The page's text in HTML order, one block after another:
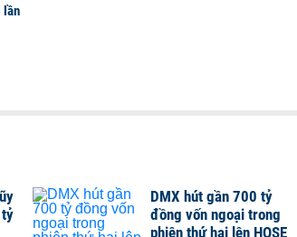
lần
DMX hút gần 700 tỷ
đồng vốn ngoại trong
phiên thứ hai lên HOSE